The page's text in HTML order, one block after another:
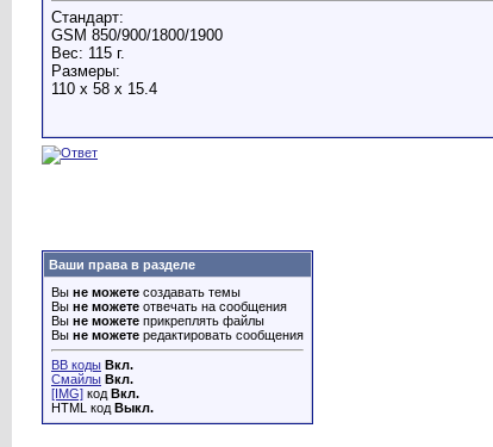
Стандарт:
GSM 850/900/1800/1900
Вес: 115 г.
Размеры:
110 x 58 x 15.4
Ваши права в разделе
Вы не можете создавать темы
Вы не можете отвечать на сообщения
Вы не можете прикреплять файлы
Вы не можете редактировать сообщения
BB коды Вкл.
Смайлы Вкл.
[IMG] код Вкл.
HTML код Выкл.